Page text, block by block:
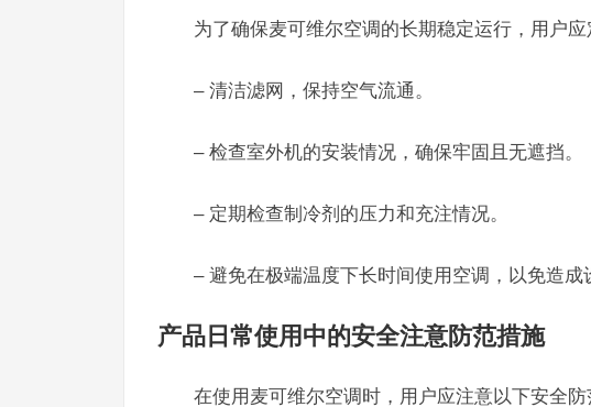
为了确保麦可维尔空调的长期稳定运行，用户
– 清洁滤网，保持空气流通。
– 检查室外机的安装情况，确保牢固且无遮挡。
– 定期检查制冷剂的压力和充注情况。
– 避免在极端温度下长时间使用空调，以免造成
产品日常使用中的安全注意防范措施
在使用麦可维尔空调时，用户应注意以下安全防